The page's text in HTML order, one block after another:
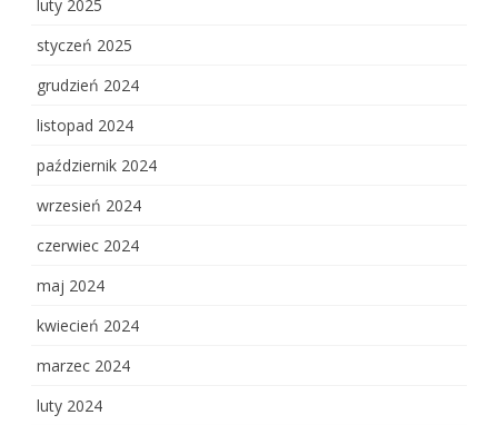
luty 2025
styczeń 2025
grudzień 2024
listopad 2024
październik 2024
wrzesień 2024
czerwiec 2024
maj 2024
kwiecień 2024
marzec 2024
luty 2024